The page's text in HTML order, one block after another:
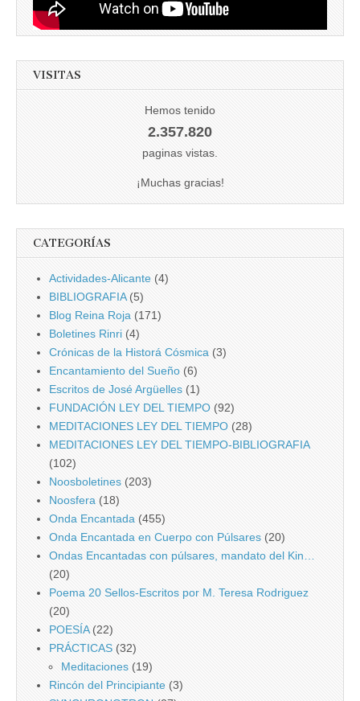
VISITAS
Hemos tenido
2.357.820
paginas vistas.
¡Muchas gracias!
CATEGORÍAS
Actividades-Alicante (4)
BIBLIOGRAFIA(5)
Blog Reina Roja (171)
Boletines Rinri (4)
Crónicas de la Historá Cósmica (3)
Encantamiento del Sueño (6)
Escritos de José Argüelles (1)
FUNDACIÓN LEY DEL TIEMPO (92)
MEDITACIONES LEY DEL TIEMPO (28)
MEDITACIONES LEY DEL TIEMPO-BIBLIOGRAFIA
(102)
Noosboletines (203)
Noosfera (18)
Onda Encantada (455)
Onda Encantada en Cuerpo con Púlsares (20)
Ondas Encantadas con púlsares, mandato del Kin…
(20)
Poema 20 Sellos-Escritos por M. Teresa Rodriguez
(20)
POESÍA(22)
PRÁCTICAS (32)
Meditaciones (19)
Rincón del Principiante (3)